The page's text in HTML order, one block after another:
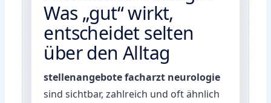
Was „gut“ wirkt,
entscheidet selten
über den Alltag
stellenangebote facharzt neurologie
sind sichtbar, zahlreich und oft ähnlich